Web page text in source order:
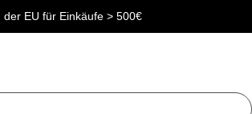
der EU für Einkäufe > 500€